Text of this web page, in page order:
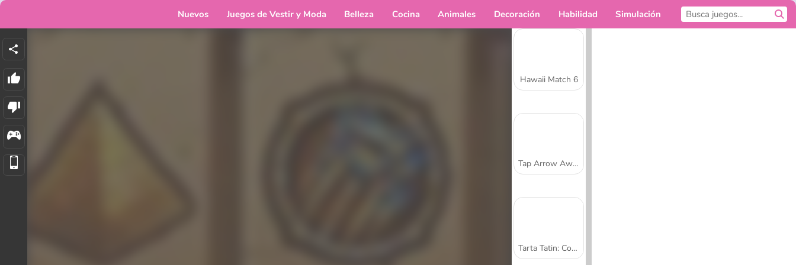
Nuevos Juegos de Vestir y Moda Belleza Cocina Animales Decoración Habilidad Simulación
Hawaii Match 6
Tap Arrow Away
Tarta Tatin: Cocina con Sara